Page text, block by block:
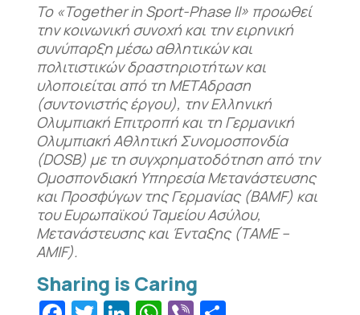
Το «Together in Sport-Phase II» προωθεί
την κοινωνική συνοχή και την ειρηνική
συνύπαρξη μέσω αθλητικών και
πολιτιστικών δραστηριοτήτων και
υλοποιείται από τη ΜΕΤΑδραση
(συντονιστής έργου), την Ελληνική
Ολυμπιακή Επιτροπή και τη Γερμανική
Ολυμπιακή Αθλητική Συνομοσπονδία
(DOSB) με τη συγχρηματοδότηση από την
Ομοσπονδιακή Υπηρεσία Μετανάστευσης
και Προσφύγων της Γερμανίας (BAMF) και
του Ευρωπαϊκού Ταμείου Ασύλου,
Μετανάστευσης και Ένταξης (ΤΑΜΕ –
AMIF).